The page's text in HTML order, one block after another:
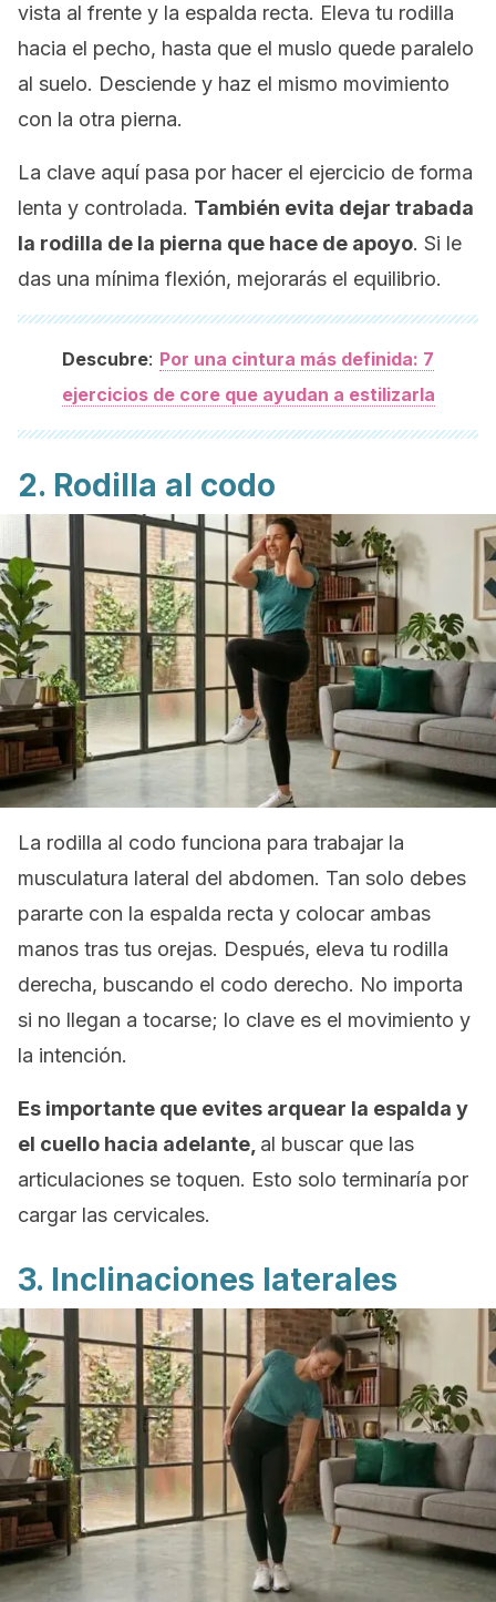
vista al frente y la espalda recta. Eleva tu rodilla
hacia el pecho, hasta que el muslo quede paralelo
al suelo. Desciende y haz el mismo movimiento
con la otra pierna.
La clave aquí pasa por hacer el ejercicio de forma
lenta y controlada. También evita dejar trabada
la rodilla de la pierna que hace de apoyo. Si le
das una mínima flexión, mejorarás el equilibrio.
Descubre: Por una cintura más definida: 7
ejercicios de core que ayudan a estilizarla
2. Rodilla al codo
La rodilla al codo funciona para trabajar la
musculatura lateral del abdomen. Tan solo debes
pararte con la espalda recta y colocar ambas
manos tras tus orejas. Después, eleva tu rodilla
derecha, buscando el codo derecho. No importa
si no llegan a tocarse; lo clave es el movimiento y
la intención.
Es importante que evites arquear la espalda y
el cuello hacia adelante, al buscar que las
articulaciones se toquen. Esto solo terminaría por
cargar las cervicales.
3. Inclinaciones laterales